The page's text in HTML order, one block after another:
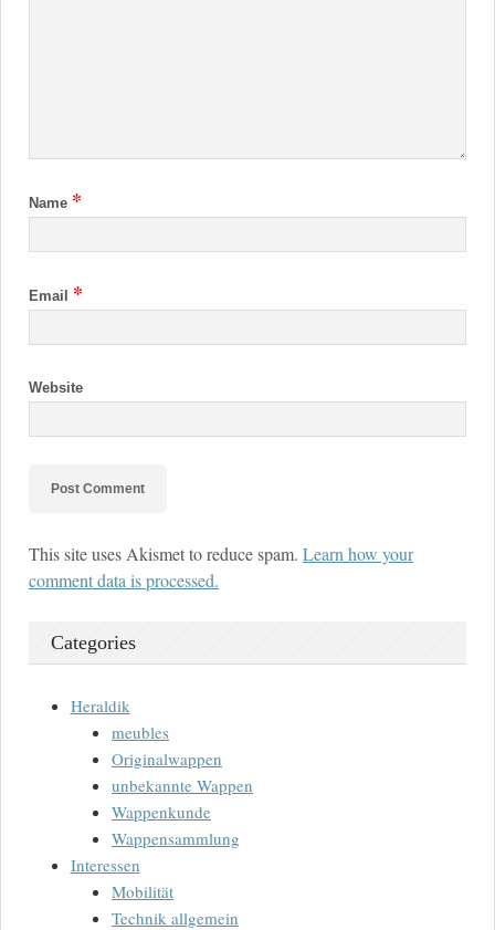
Name *
Email *
Website
This site uses Akismet to reduce spam. Learn how your
comment data is processed.
Categories
Heraldik
meubles
Originalwappen
unbekannte Wappen
Wappenkunde
Wappensammlung
Interessen
Mobilität
Technik allgemein